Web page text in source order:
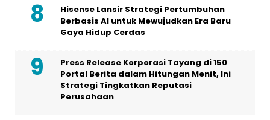
Hisense Lansir Strategi Pertumbuhan
Berbasis AI untuk Mewujudkan Era Baru
Gaya Hidup Cerdas
Press Release Korporasi Tayang di 150
Portal Berita dalam Hitungan Menit, Ini
Strategi Tingkatkan Reputasi
Perusahaan